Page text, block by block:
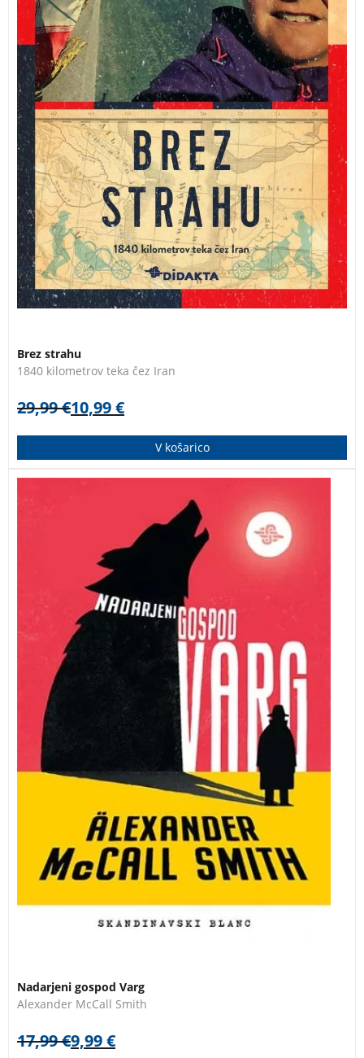
Brez strahu
1840 kilometrov teka čez Iran
29,99€10,99€
V košarico
Detektiv Ulf Varg, zaposlen v malmöjskem Oddelku za
občutljive zločine, kjer obravnavajo najbolj nenavadne
primere na Švedskem, se tokrat spoprime s primerom
anonimnega izsiljevanja zloglasnega pisatelja Nilsa
Personna-Cederströma.
Nadarjeni gospod Varg
Alexander McCall Smith
17,99€9,99€